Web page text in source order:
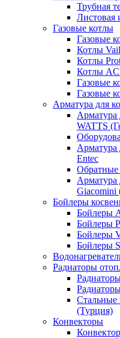
Трубная
Листовая
Газовые котлы
Газовые
Котлы
Котлы
Котлы
Газовые
Газовые
Арматура для
Арматура
WATTS
Арматура
Entec
Арматура
Бойлеры
Бойлеры
Бойлеры
Бойлеры
Бойлеры
Радиаторы
Стальные
(Турция)
Конвекторы